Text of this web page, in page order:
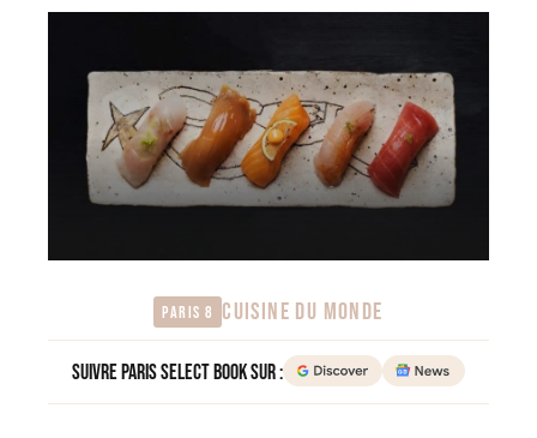
Paris 8 CUISINE DU MONDE
Suivre Paris Select Book sur :